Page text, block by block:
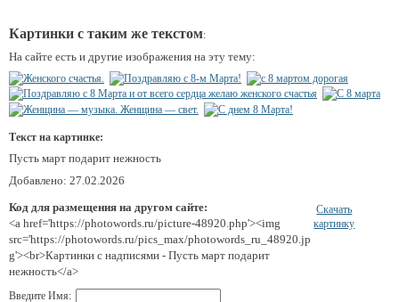
Картинки с таким же текстом:
На сайте есть и другие изображения на эту тему:
Текст на картинке:
Пусть март подарит нежность
Добавлено: 27.02.2026
Код для размещения на другом сайте:
<a href='https://photowords.ru/picture-48920.php'><img
src='https://photowords.ru/pics_max/photowords_ru_48920.jp
g'><br>Картинки с надписями - Пусть март подарит
нежность</a>
Скачать
картинку
Введите Имя: